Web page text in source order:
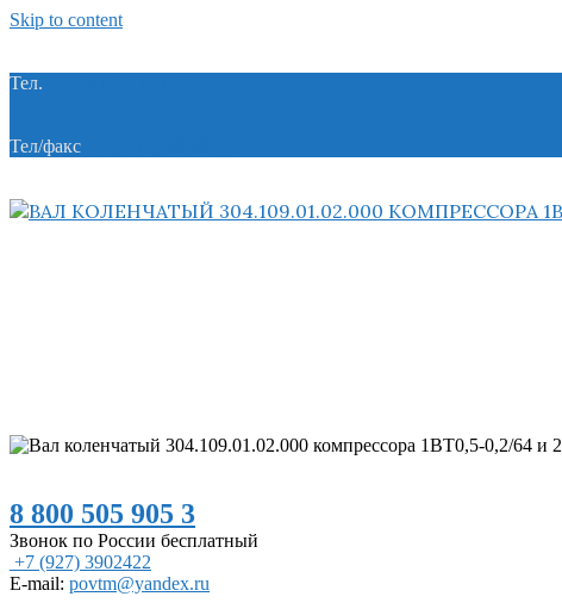
Skip to content
Тел.
Тел/факс
8 800 505 905 3
Звонок по России бесплатный
+7 (927) 3902422
E-mail: povtm@yandex.ru